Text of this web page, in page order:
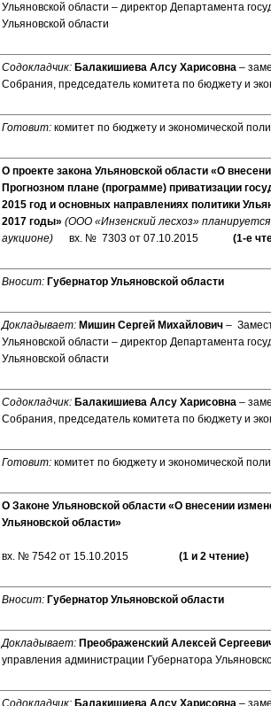
Ульяновской области – директор Департамента
Ульяновской области
Содокладчик:Балакишиева Алсу Харисовна –
Собрания, председатель комитета по бюджету и
Готовит:комитет по бюджету и экономической
О проекте закона Ульяновской области «О
Прогнозном плане (программе) приватизации
2015 год и основных направлениях политики
2017 годы» (ООО «Инзенский лесхоз»
аукционе)
вх. № 7303 от 07.10.2015 (1-е
Вносит:Губернатор Ульяновской области
Докладывает: Мишин Сергей Михайлович –
Ульяновской области – директор Департамента
Ульяновской области
Содокладчик:Балакишиева Алсу Харисовна –
Собрания, председатель комитета по бюджету и
Готовит:комитет по бюджету и экономической
О Законе Ульяновской области «О внесении
Ульяновской области»
вх. № 7542 от 15.10.2015 (1 и 2 чтение)
Вносит:Губернатор Ульяновской области
Докладывает: Преображенский Алексей
управления администрации Губернатора
Содокладчик:Балакишиева Алсу Харисовна –